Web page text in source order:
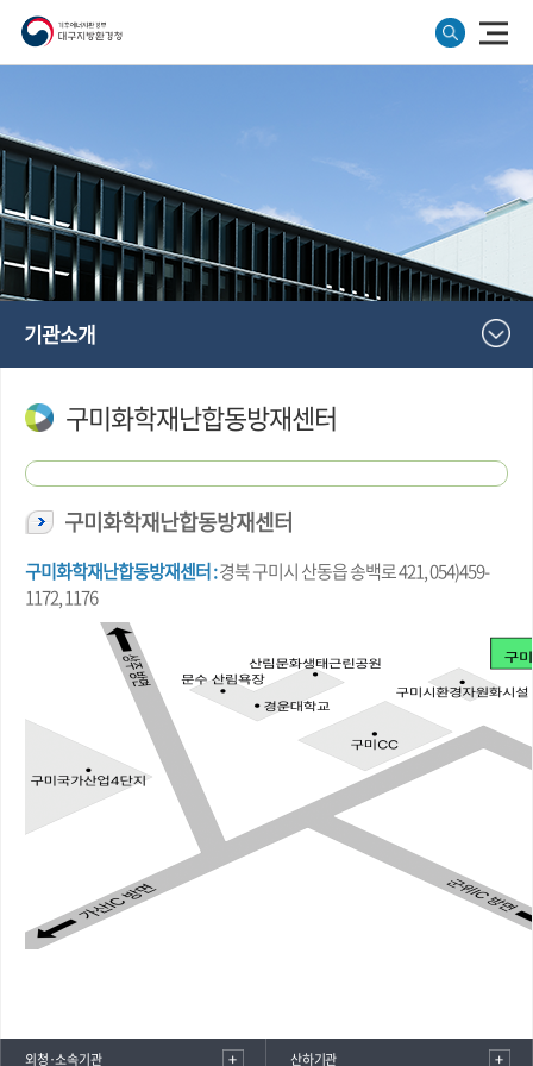
기관소개
구미화학재난합동방재센터
구미화학재난합동방재센터
구미화학재난합동방재센터 :경북 구미시 산동읍 송백로 421, 054)459-
1172, 1176
외청·소속기관 산하기관